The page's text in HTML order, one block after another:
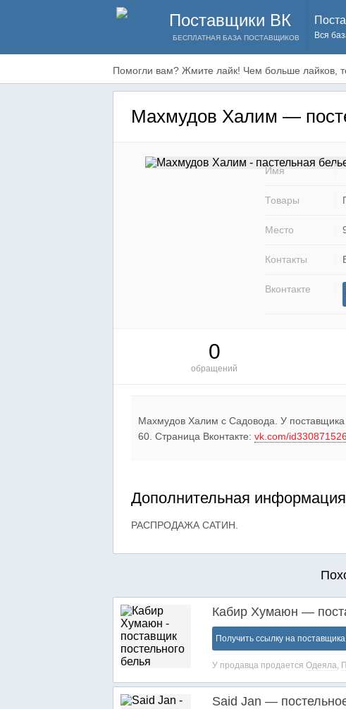
Поставщики ВК
БЕСПЛАТНАЯ БАЗА ПОСТАВЩИКОВ Вся
Помогли вам? Жмите лайк! Чем больше лайков,
Махмудов Халим —
Имя
Товары
Место
Контакты
Вконтакте
0
обращений
Махмудов Халим c Садовода. У
60. Страница Вконтакте: vk.com/
Дополнительная
РАСПРОДАЖА САТИН.
Кабир Хумаюн —
Получить ссылку на
У продавца продается Одеяла,
Said Jan —